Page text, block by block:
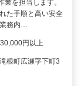
を担当します。
た手順と高い安全
務内…
円以上
根町広瀬字下町3